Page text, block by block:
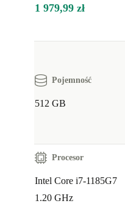
1 979,99 zł
Pojemność
512 GB
Procesor
Intel Core i7-1185G7
1.20 GHz